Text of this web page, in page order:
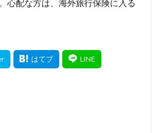
心配な方は、海外旅行保険に入る